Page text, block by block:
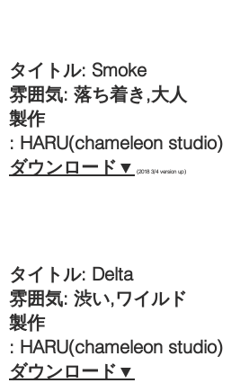
タイトル: Smoke
雰囲気: 落ち着き,大人
製作
: HARU(chameleon studio)
​ダウンロード▼
(2018 3/4 version up)
タイトル: Delta
雰囲気: 渋い,ワイルド
製作
: HARU(chameleon studio)
​ダウンロード▼